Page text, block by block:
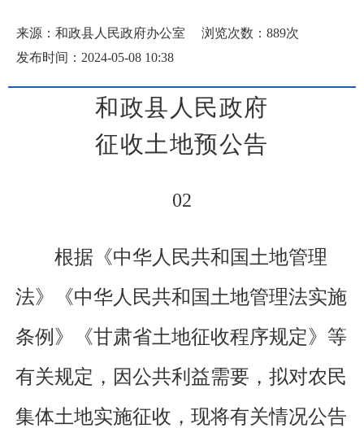
来源：和政县人民政府办公室 浏览次数： 889次
发布时间：2024-05-08 10:38
和政县 人民政府
征收土地预公告
02
根据《中华人民共和国土地管理
法》《中华人民共和国土地管理法实施
条例》《甘肃省土地征收程序规定》等
有关规定，因公共利益需要，拟对农民
集体土地实施征收，现将有关情况公告